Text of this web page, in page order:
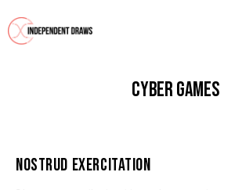
CYBER GAMES
NOSTRUD EXERCITATION